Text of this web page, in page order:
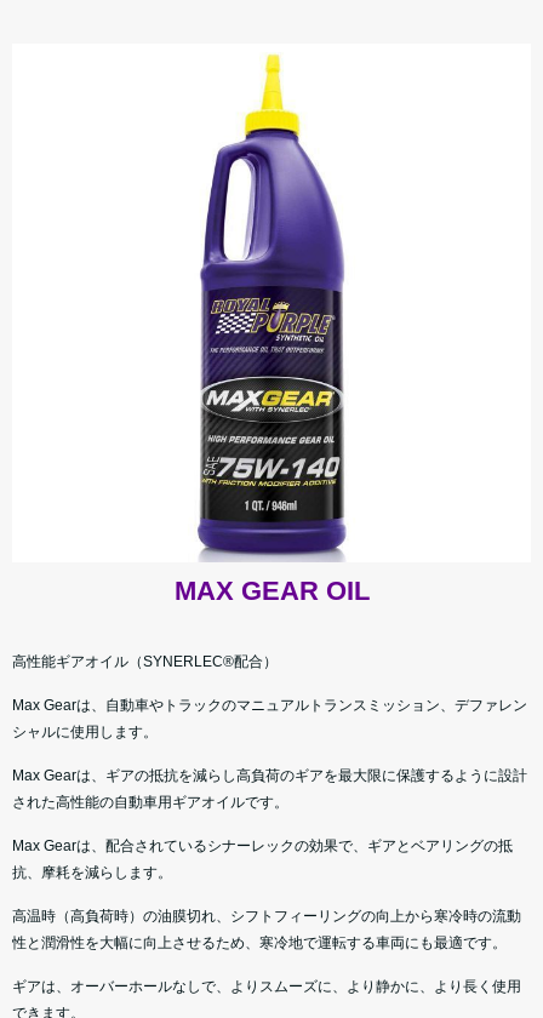
MAX GEAR OIL
高性能ギアオイル（SYNERLEC®配合）
Max Gearは、自動車やトラックのマニュアルトランスミッション、デファレン
シャルに使用します。
Max Gearは、ギアの抵抗を減らし高負荷のギアを最大限に保護するように設計
された高性能の自動車用ギアオイルです。
Max Gearは、配合されているシナーレックの効果で、ギアとベアリングの抵
抗、摩耗を減らします。
高温時（高負荷時）の油膜切れ、シフトフィーリングの向上から寒冷時の流動
性と潤滑性を大幅に向上させるため、寒冷地で運転する車両にも最適です。
ギアは、オーバーホールなしで、よりスムーズに、より静かに、より長く使用
できます。